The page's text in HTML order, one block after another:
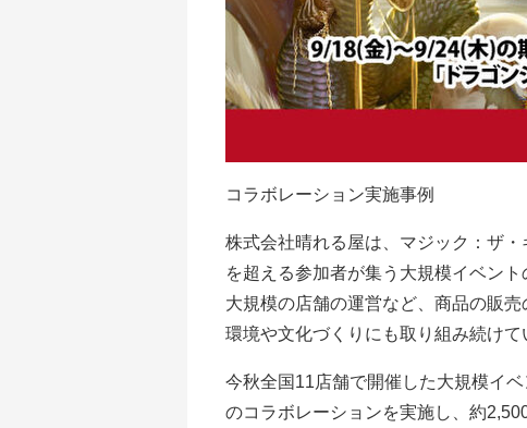
コラボレーション実施事例
株式会社晴れる屋は、マジック：ザ
を超える参加者が集う大規模イベン
大規模の店舗の運営など、商品の販
環境や文化づくりにも取り組み続けて
今秋全国11店舗で開催した大規模イ
のコラボレーションを実施し、約